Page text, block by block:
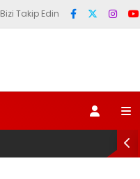
Bizi Takip Edin
SAYIN BAKAN YA